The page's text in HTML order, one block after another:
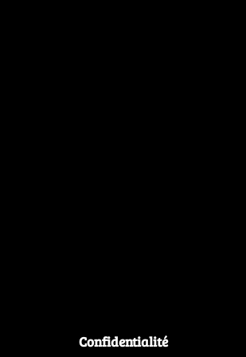
Confidentialité